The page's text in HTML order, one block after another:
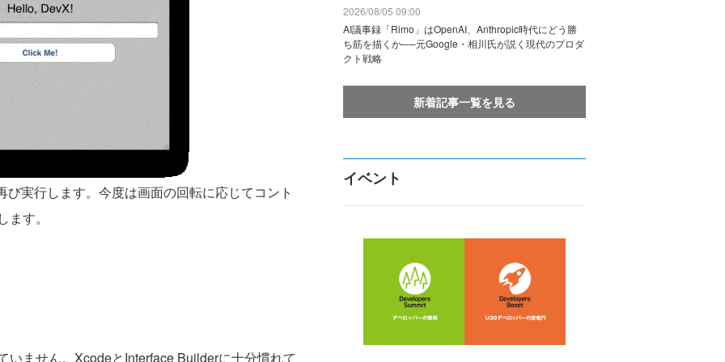
実行します。今度は画面の回転に応じてコント
す。
ません。XcodeとInterface Builderに十分慣れて
2026/08/05 09:00
AI議事録「Rimo」はOpenAI、Anthropic時代にどう勝
ち筋を描くか──元Google・相川氏が説く現代のプロダ
クト戦略
新着記事一覧を見る
イベント